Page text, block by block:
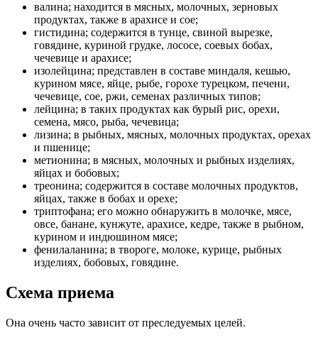
валина; находится в мясных, молочных, зерновых
продуктах, также в арахисе и сое;
гистидина; содержится в тунце, свиной вырезке,
говядине, куриной грудке, лососе, соевых бобах,
чечевице и арахисе;
изолейцина; представлен в составе миндаля, кешью,
курином мясе, яйце, рыбе, горохе турецком, печени,
чечевице, сое, ржи, семенах различных типов;
лейцина; в таких продуктах как бурый рис, орехи,
семена, мясо, рыба, чечевица;
лизина; в рыбных, мясных, молочных продуктах, орехах
и пшенице;
метионина; в мясных, молочных и рыбных изделиях,
яйцах и бобовых;
треонина; содержится в составе молочных продуктов,
яйцах, также в бобах и орехе;
триптофана; его можно обнаружить в молочке, мясе,
овсе, банане, кунжуте, арахисе, кедре, также в рыбном,
курином и индюшином мясе;
фенилаланина; в твороге, молоке, курице, рыбных
изделиях, бобовых, говядине.
Схема приема
Она очень часто зависит от преследуемых целей.